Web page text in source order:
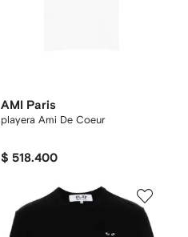
AMI Paris
playera Ami De Coeur
$ 518.400